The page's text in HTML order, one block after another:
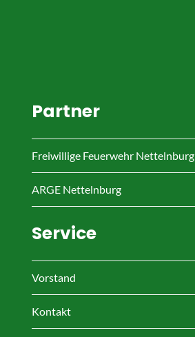
Partner
Freiwillige Feuerwehr Nettelnburg
ARGE Nettelnburg
Service
Vorstand
Kontakt